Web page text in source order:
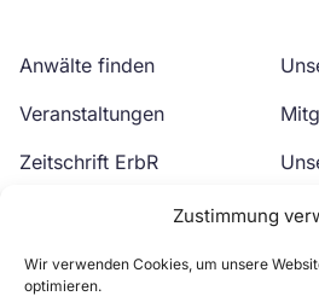
Zustimmung
Wir verwenden Cookies, um unsere
optimieren.
Anwälte finden
Veranstaltungen
Zeitschrift ErbR